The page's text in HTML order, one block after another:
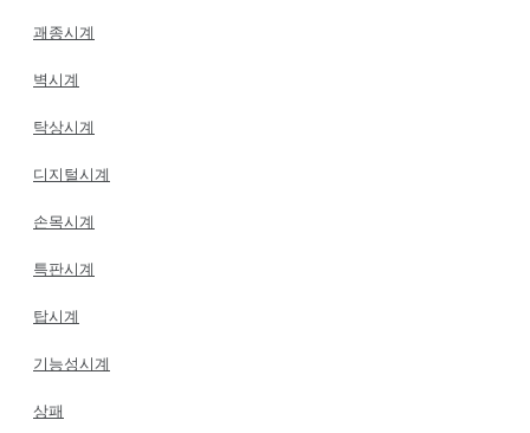
괘종시계
벽시계
탁상시계
디지털시계
손목시계
특판시계
탑시계
기능성시계
상패